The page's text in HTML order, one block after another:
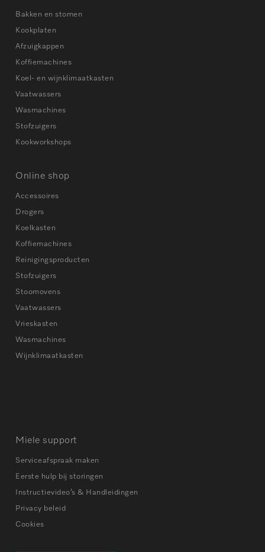
Bakken en stomen
Kookplaten
Afzuigkappen
Koffiemachines
Koel- en wijnklimaatkasten
Vaatwassers
Wasmachines
Stofzuigers
Kookworkshops
Online shop
Accessoires
Drogers
Koelkasten
Koffiemachines
Reinigingsproducten
Stofzuigers
Stoomovens
Vaatwassers
Vrieskasten
Wasmachines
Wijnklimaatkasten
Miele support
Serviceafspraak maken
Eerste hulp bij storingen
Instructievideo’s & Handleidingen
Privacy beleid
Cookies